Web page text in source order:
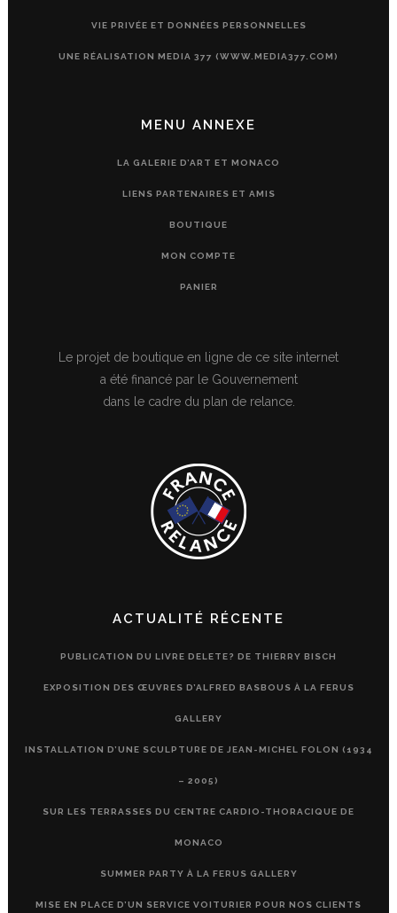
VIE PRIVÉE ET DONNÉES PERSONNELLES
UNE RÉALISATION MEDIA 377 (WWW.MEDIA377.COM)
MENU ANNEXE
LA GALERIE D’ART ET MONACO
LIENS PARTENAIRES ET AMIS
BOUTIQUE
MON COMPTE
PANIER
Le projet de boutique en ligne de ce site internet
a été financé par le Gouvernement
dans le cadre du plan de relance.
ACTUALITÉ RÉCENTE
PUBLICATION DU LIVRE DELETE? DE THIERRY BISCH
EXPOSITION DES ŒUVRES D’ALFRED BASBOUS À LA FERUS
GALLERY
INSTALLATION D’UNE SCULPTURE DE JEAN-MICHEL FOLON (1934
– 2005)
SUR LES TERRASSES DU CENTRE CARDIO-THORACIQUE DE
MONACO
SUMMER PARTY À LA FERUS GALLERY
MISE EN PLACE D’UN SERVICE VOITURIER POUR NOS CLIENTS